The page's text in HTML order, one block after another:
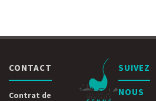
CONTACT
Contrat de
SUIVEZ
NOUS